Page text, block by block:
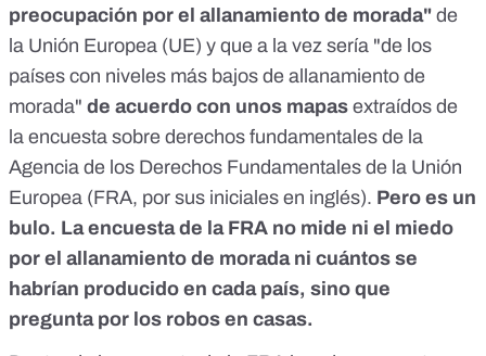
preocupación por el allanamiento de morada" de
la Unión Europea (UE) y que a la vez sería "de los
países con niveles más bajos de allanamiento de
morada" de acuerdo con unos mapas extraídos de
la encuesta sobre derechos fundamentales de la
Agencia de los Derechos Fundamentales de la Unión
Europea (FRA, por sus iniciales en inglés). Pero es un
bulo. La encuesta de la FRA no mide ni el miedo
por el allanamiento de morada ni cuántos se
habrían producido en cada país, sino que
pregunta por los robos en casas.